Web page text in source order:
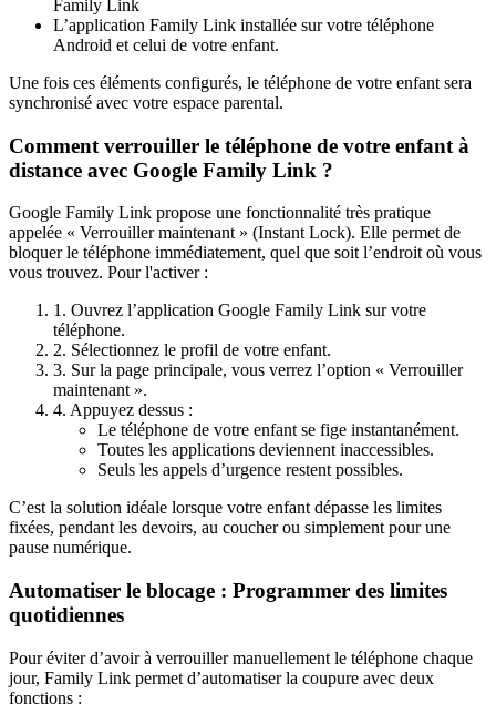
Family Link
L’application Family Link installée sur votre téléphone
Android et celui de votre enfant.
Une fois ces éléments configurés, le téléphone de votre enfant sera
synchronisé avec votre espace parental.
Comment verrouiller le téléphone de votre enfant à
distance avec Google Family Link ?
Google Family Link propose une fonctionnalité très pratique
appelée « Verrouiller maintenant » (Instant Lock). Elle permet de
bloquer le téléphone immédiatement, quel que soit l’endroit où vous
vous trouvez. Pour l'activer :
1. Ouvrez l’application Google Family Link sur votre
téléphone.
2. Sélectionnez le profil de votre enfant.
3. Sur la page principale, vous verrez l’option « Verrouiller
maintenant ».
4. Appuyez dessus :
Le téléphone de votre enfant se fige instantanément.
Toutes les applications deviennent inaccessibles.
Seuls les appels d’urgence restent possibles.
C’est la solution idéale lorsque votre enfant dépasse les limites
fixées, pendant les devoirs, au coucher ou simplement pour une
pause numérique.
Automatiser le blocage : Programmer des limites
quotidiennes
Pour éviter d’avoir à verrouiller manuellement le téléphone chaque
jour, Family Link permet d’automatiser la coupure avec deux
fonctions :